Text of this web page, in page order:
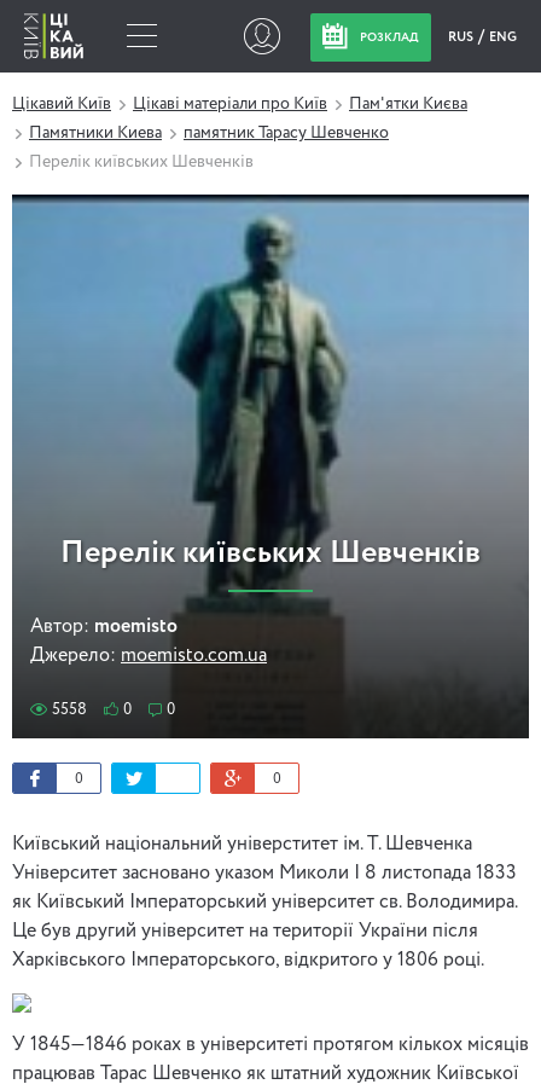
РОЗКЛАД RUS ENG
Цікавий Київ Цікаві матеріали про Київ
Пам'ятки Києва
Памятники Киева
памятник Тарасу Шевченко
Перелік київських Шевченків
Перелік київських Шевченків
Автор: moemisto
Джерело: moemisto.com.ua
5558 0 0
0 0
Київський національний універститет ім. Т. Шевченка
Університет засновано указом Миколи I 8 листопада 1833
як Київський Імператорський університет св. Володимира.
Це був другий університет на території України після
Харківського Імператорського, відкритого у 1806 році.
У 1845—1846 роках в університеті протягом кількох місяців
працював Тарас Шевченко як штатний художник Київської